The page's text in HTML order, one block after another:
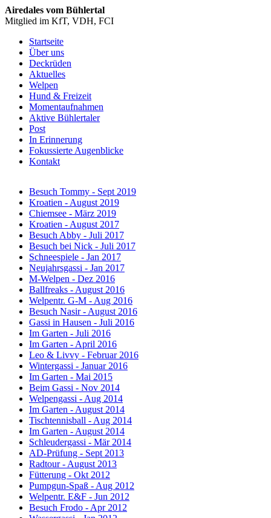
Airedales vom Bühlertal
Mitglied im KfT, VDH, FCI
Startseite
Über uns
Deckrüden
Aktuelles
Welpen
Hund & Freizeit
Momentaufnahmen
Aktive Bühlertaler
Post
In Erinnerung
Fokussierte Augenblicke
Kontakt
Besuch Tommy - Sept 2019
Kroatien - August 2019
Chiemsee - März 2019
Kroatien - August 2017
Besuch Abby - Juli 2017
Besuch bei Nick - Juli 2017
Schneespiele - Jan 2017
Neujahrsgassi - Jan 2017
M-Welpen - Dez 2016
Ballfreaks - August 2016
Welpentr. G-M - Aug 2016
Besuch Nasir - August 2016
Gassi in Hausen - Juli 2016
Im Garten - Juli 2016
Im Garten - April 2016
Leo & Livvy - Februar 2016
Wintergassi - Januar 2016
Im Garten - Mai 2015
Beim Gassi - Nov 2014
Welpengassi - Aug 2014
Im Garten - August 2014
Tischtennisball - Aug 2014
Im Garten - August 2014
Schleudergassi - Mär 2014
AD-Prüfung - Sept 2013
Radtour - August 2013
Fütterung - Okt 2012
Pumpgun-Spaß - Aug 2012
Welpentr. E&F - Jun 2012
Besuch Frodo - Apr 2012